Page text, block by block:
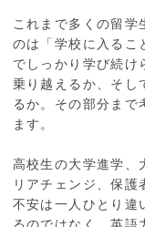
これまで多くの留学
のは「学校に入るこ
でしっかり学び続け
乗り越えるか、そし
るか。その部分ま
ます。
高校生の大学進学、
リアチェンジ、保
不安は一人ひとり違